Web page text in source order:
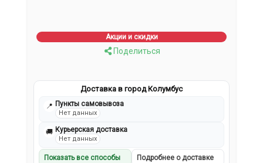
Акции и скидки
Поделиться
Доставка в город Колумбус
📍 Пункты самовывоза
Нет данных
🚚 Курьерская доставка
Нет данных
Показать все способы Подробнее о доставке